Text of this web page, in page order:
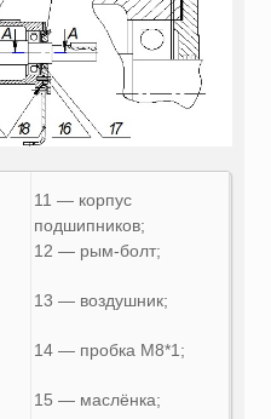
11 — корпус
подшипников;
12 — рым-болт;
13 — воздушник;
14 — пробка М8*1;
15 — маслёнка;